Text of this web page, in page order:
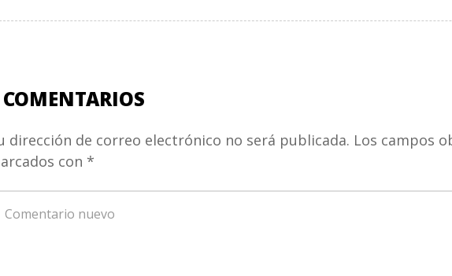
dirección de correo electrónico no será publicada. Los campos
con *
*